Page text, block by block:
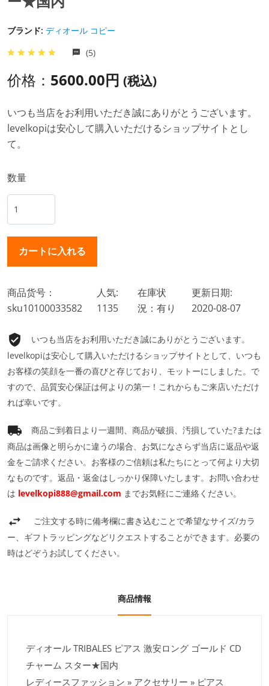
ブランド: ディオール コピー
(5)
价格： 5600.00円 (税込)
いつも当店をお利用いただき誠にありがとうございます。
levelkopiは安心して購入いただけるショップサイトとし
て。
数量
商品货号：
sku10100033582
人気:
1135
在庫状
況：有り
更新日期:
2020-08-07
いつも当店をお利用いただき誠にありがとうございます。
levelkopiは安心して購入いただけるショップサイトとして、いつも
お客様の笑顔を一番の喜びと存じており、モットーにしました。で
すので、品質安心保証は何よりの第一！これからもご来店いただけ
れば幸いです。
商品ご到着日より一週間、商品が破損、汚損していた?または
商品は画像と明らかに違うの場合、お気になさらず当店に返品や返
金をご請求ください。お客様のご信頼は私たちにとって何より大切
なものです。返品・返金はしっかり保障いたします。お問い合わせ
は levelkopi888@gmail.com までお気軽にご連絡ください。
ご注文する時に備考欄に書き込むことで希望なサイズ/カラ
ー、ギフトラッピングなどリクエストすることができます。必要の
時はどぞうお試してください。
商品情報
ディオール TRIBALES ピアス 激安ロング ゴールド CD
チャーム スター★国内
レディースファッション » アクセサリー » ピアス